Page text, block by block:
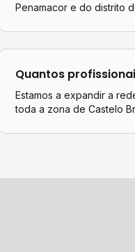
Penamacor e do distrito
Quantos
Estamos a expandir a
toda a zona de Castelo